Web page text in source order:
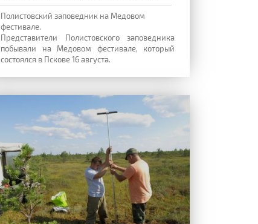
Полистовский заповедник на Медовом
фестивале.
Представители Полистовского заповедника
побывали на Медовом фестивале, который
состоялся в Пскове 16 августа.